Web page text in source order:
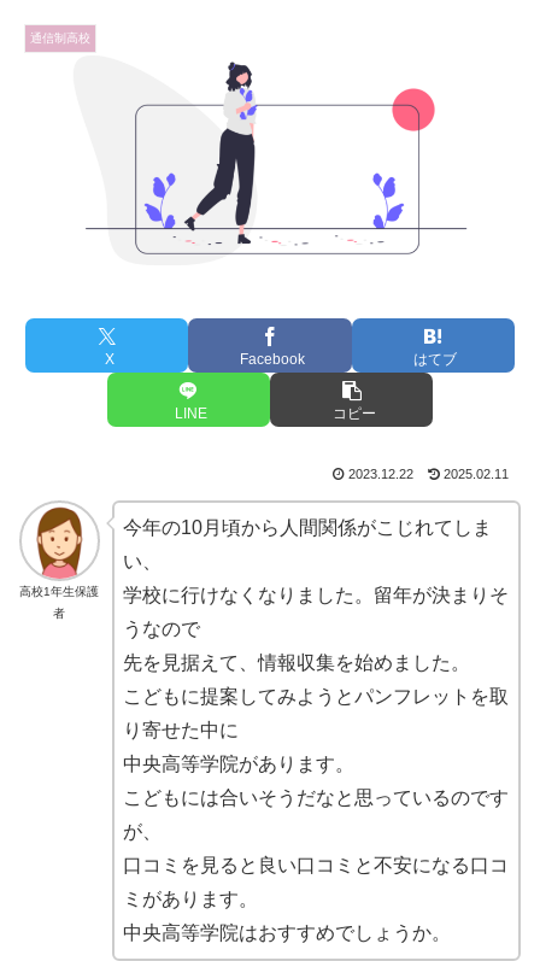
通信制高校
X Facebook はてブ
LINE コピー
2023.12.22 2025.02.11
高校1年生保護
者
今年の10月頃から人間関係がこじれてしま
い、
学校に行けなくなりました。留年が決まりそ
うなので
先を見据えて、情報収集を始めました。
こどもに提案してみようとパンフレットを取
り寄せた中に
中央高等学院があります。
こどもには合いそうだなと思っているのです
が、
口コミを見ると良い口コミと不安になる口コ
ミがあります。
中央高等学院はおすすめでしょうか。